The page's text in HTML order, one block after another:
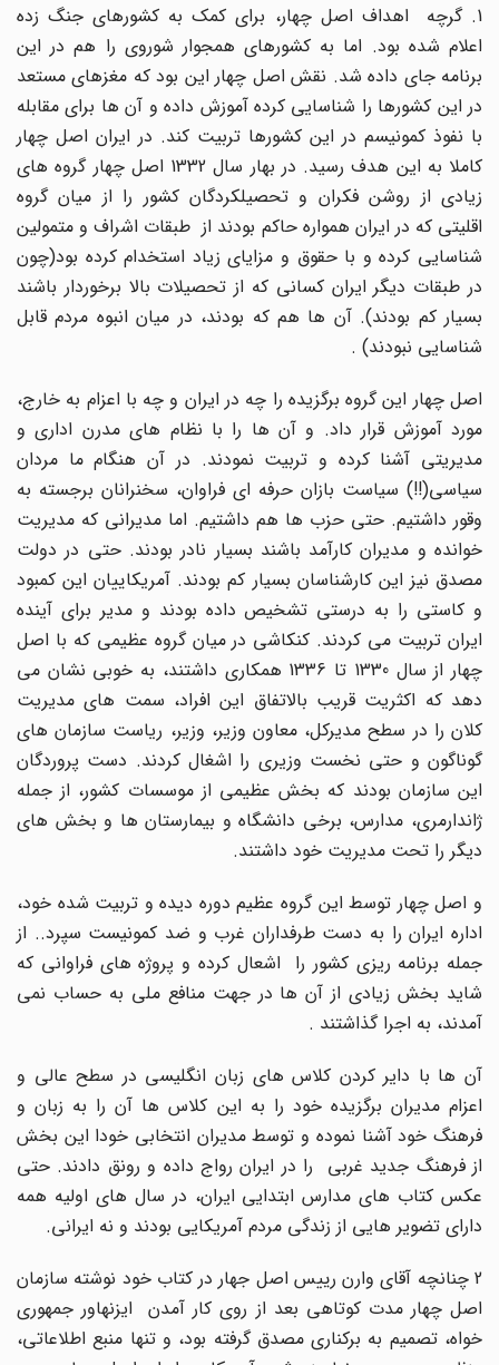
1. گرچه اهداف اصل چهار، برای کمک به کشورهای جنگ زده
اعلام شده بود. اما به کشورهای همجوار شوروی را هم در این
برنامه جای داده شد. نقش اصل چهار این بود که مغزهای مستعد
در این کشورها را شناسایی کرده آموزش داده و آن ها برای مقابله
با نفوذ کمونیسم در این کشورها تربیت کند. در ایران اصل چهار
کاملا به این هدف رسید. در بهار سال 1332 اصل چهار گروه های
زیادی از روشن فکران و تحصیلکردگان کشور را از میان گروه
اقلیتی که در ایران همواره حاکم بودند از طبقات اشراف و متمولین
شناسایی کرده و با حقوق و مزایای زیاد استخدام کرده بود(چون
در طبقات دیگر ایران کسانی که از تحصیلات بالا برخوردار باشند
بسیار کم بودند). آن ها هم که بودند، در میان انبوه مردم قابل
شناسایی نبودند) .
اصل چهار این گروه برگزیده را چه در ایران و چه با اعزام به خارج،
مورد آموزش قرار داد. و آن ها را با نظام های مدرن اداری و
مدیریتی آشنا کرده و تربیت نمودند. در آن هنگام ما مردان
سیاسی(!!) سیاست بازان حرفه ای فراوان، سخنرانان برجسته به
وقور داشتیم. حتی حزب ها هم داشتیم. اما مدیرانی که مدیریت
خوانده و مدیران کارآمد باشند بسیار نادر بودند. حتی در دولت
مصدق نیز این کارشناسان بسیار کم بودند. آمریکاییان این کمبود
و کاستی را به درستی تشخیص داده بودند و مدیر برای آینده
ایران تربیت می کردند. کنکاشی در میان گروه عظیمی که با اصل
چهار از سال 1330 تا 1336 همکاری داشتند، به خوبی نشان می
دهد که اکثریت قریب بالاتفاق این افراد، سمت های مدیریت
کلان را در سطح مدیرکل، معاون وزیر، وزیر، ریاست سازمان های
گوناگون و حتی نخست وزیری را اشغال کردند. دست پروردگان
این سازمان بودند که بخش عظیمی از موسسات کشور، از جمله
ژاندارمری، مدارس، برخی دانشگاه و بیمارستان ها و بخش های
دیگر را تحت مدیریت خود داشتند.
و اصل چهار توسط این گروه عظیم دوره دیده و تربیت شده خود،
اداره ایران را به دست طرفداران غرب و ضد کمونیست سپرد.. از
جمله برنامه ریزی کشور را اشعال کرده و پروژه های فراوانی که
شاید بخش زیادی از آن ها در جهت منافع ملی به حساب نمی
آمدند، به اجرا گذاشتند .
آن ها با دایر کردن کلاس های زبان انگلیسی در سطح عالی و
اعزام مدیران برگزیده خود را به این کلاس ها آن را به زبان و
فرهنگ خود آشنا نموده و توسط مدیران انتخابی خودا این بخش
از فرهنگ جدید غربی را در ایران رواج داده و رونق دادند. حتی
عکس کتاب های مدارس ابتدایی ایران، در سال های اولیه همه
دارای تضویر هایی از زندگی مردم آمریکایی بودند و نه ایرانی.
2 چنانچه آقای وارن رییس اصل جهار در کتاب خود نوشته سازمان
اصل چهار مدت کوتاهی بعد از روی کار آمدن ایزنهاور جمهوری
خواه، تصمیم به برکناری مصدق گرفته بود، و تنها منبع اطلاعاتی،